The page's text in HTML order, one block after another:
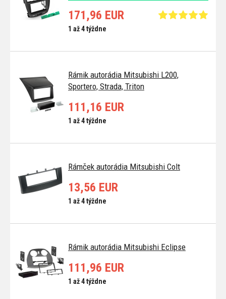
171,96 EUR
1 až 4 týždne
Rámik autorádia Mitsubishi L200,
Sportero, Strada, Triton
111,16 EUR
1 až 4 týždne
Rámček autorádia Mitsubishi Colt
13,56 EUR
1 až 4 týždne
Rámik autorádia Mitsubishi Eclipse
111,96 EUR
1 až 4 týždne